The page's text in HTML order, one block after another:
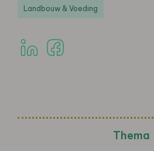
Landbouw & Voeding
Thema